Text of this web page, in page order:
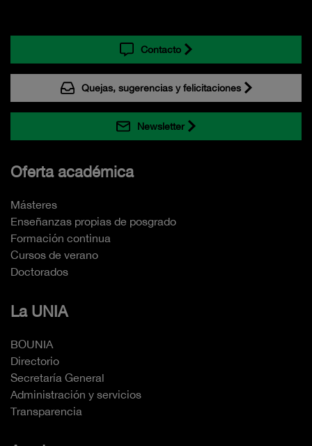
Contacto
Quejas, sugerencias y felicitaciones
Newsletter
Oferta académica
Másteres
Enseñanzas propias de posgrado
Formación continua
Cursos de verano
Doctorados
La UNIA
BOUNIA
Directorio
Secretaría General
Administración y servicios
Transparencia